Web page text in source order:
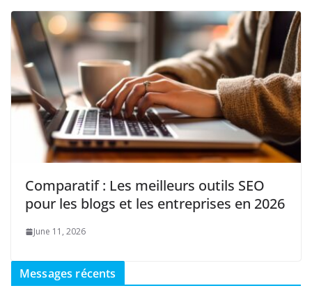
Comparatif : Les meilleurs outils SEO
pour les blogs et les entreprises en 2026
June 11, 2026
Messages récents